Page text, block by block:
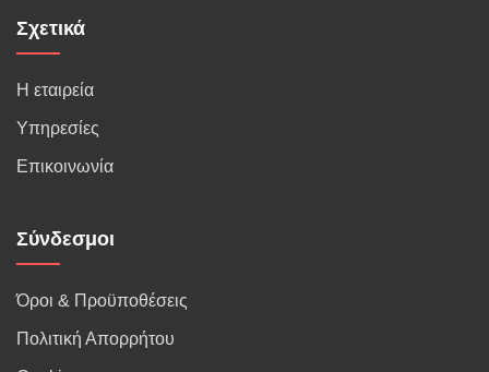
Σχετικά
Η εταιρεία
Υπηρεσίες
Επικοινωνία
Σύνδεσμοι
Όροι & Προϋποθέσεις
Πολιτική Απορρήτου